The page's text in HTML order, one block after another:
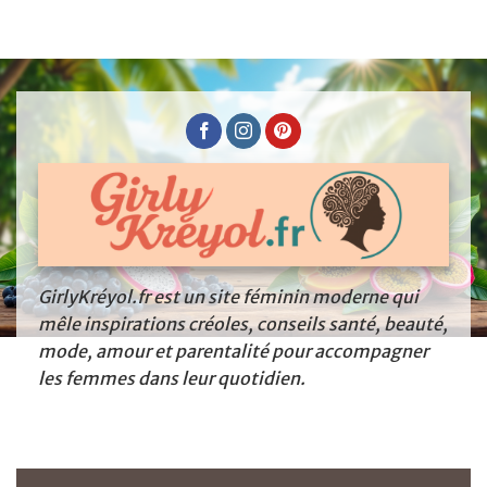
GirlyKréyol.fr est un site féminin moderne qui
mêle inspirations créoles, conseils santé, beauté,
mode, amour et parentalité pour accompagner
les femmes dans leur quotidien.